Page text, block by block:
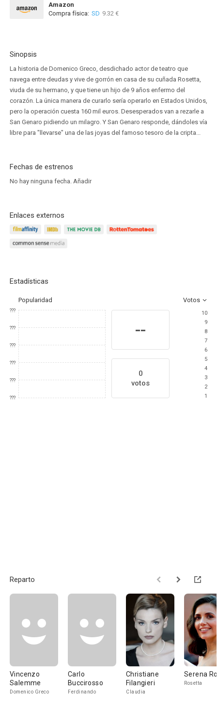
Amazon
Compra física: SD 9.32 €
Sinopsis
La historia de Domenico Greco, desdichado actor de teatro que
navega entre deudas y vive de gorrón en casa de su cuñada Rosetta,
viuda de su hermano, y que tiene un hijo de 9 años enfermo del
corazón. La única manera de curarlo sería operarlo en Estados Unidos,
pero la operación cuesta 160 mil euros. Desesperados van a rezarle a
San Genaro pidiendo un milagro. Y San Genaro responde, dándoles vía
libre para "llevarse" una de las joyas del famoso tesoro de la cripta...
Fechas de estrenos
No hay ninguna fecha. Añadir
Enlaces externos
Estadísticas
Popularidad Votos
???
???
???
???
???
???
--
0
votos
10
9
8
7
6
5
4
3
2
1
Reparto
Vincenzo
Salemme
Domenico Greco
Carlo
Buccirosso
Ferdinando
Christiane
Filangieri
Claudia
Serena
Rosetta